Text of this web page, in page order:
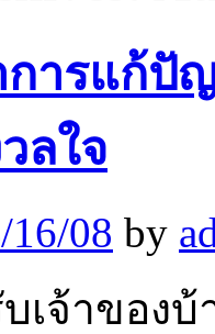
การแก้ปั
ลใจ
16/08 by
บเจ้าขอ